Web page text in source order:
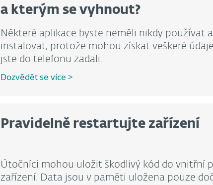
a kterým se vyhnout?
Některé aplikace byste neměli nikdy používat
instalovat, protože mohou získat veškeré
jste do telefonu zadali.
Dozvědět se více >
Pravidelně restartujte zařízení
Útočníci mohou uložit škodlivý kód do vnitřní
zařízení. Data jsou v paměti uložena pouze